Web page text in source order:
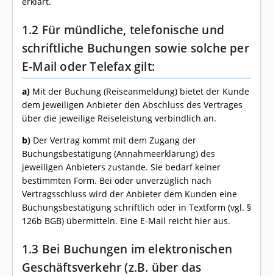
1.2 Für mündliche, telefonische und
schriftliche Buchungen sowie solche per
E-Mail oder Telefax gilt:
a) Mit der Buchung (Reiseanmeldung) bietet der Kunde
dem jeweiligen Anbieter den Abschluss des Vertrages
über die jeweilige Reiseleistung verbindlich an.
b) Der Vertrag kommt mit dem Zugang der
Buchungsbestätigung (Annahmeerklärung) des
jeweiligen Anbieters zustande. Sie bedarf keiner
bestimmten Form. Bei oder unverzüglich nach
Vertragsschluss wird der Anbieter dem Kunden eine
Buchungsbestätigung schriftlich oder in Textform (vgl. §
126b BGB) übermitteln. Eine E-Mail reicht hier aus.
1.3 Bei Buchungen im elektronischen
Geschäftsverkehr (z.B. über das